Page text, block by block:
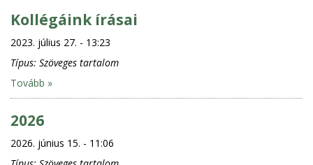
Kollégáink írásai
2023. július 27. - 13:23
Típus: Szöveges tartalom
Tovább »
2026
2026. június 15. - 11:06